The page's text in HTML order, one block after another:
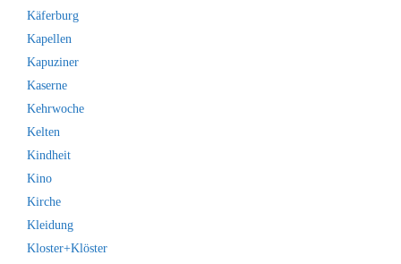
Käferburg
Kapellen
Kapuziner
Kaserne
Kehrwoche
Kelten
Kindheit
Kino
Kirche
Kleidung
Kloster+Klöster